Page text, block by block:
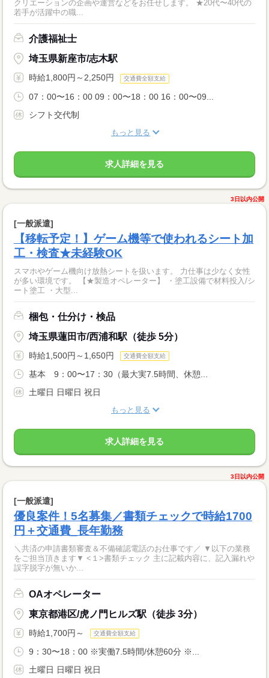
クリエーションの企画や運営などをお任せします。 ★20代〜40代の
若手が活躍中の職...
介護福祉士
埼玉県新座市/志木駅
時給1,800円～2,250円 交通費全額支給
07：00〜16：00 09：00〜18：00 16：00〜09...
シフト交代制
もっと見る
求人詳細を見る
3日以内公開
[一般派遣]
【移転予定！】ゲーム機等で使われるシート加
工・検査★未経験OK
スマホやゲーム機向け放熱シートを扱います。 力仕事は少なく女性
が多い環境です。 【★製造オペレーター】 ・塗工設備で材料投入/シ
ート塗工 ・大型...
梱包・仕分け・検品
埼玉県蓮田市/西浦和駅（徒歩 5分）
時給1,500円～1,650円 交通費全額支給
基本 9：00〜17：30（最大実7.5時間、休憩...
土曜日 日曜日 祝日
もっと見る
求人詳細を見る
3日以内公開
[一般派遣]
優良案件！5名募集／書類チェックで時給1700
円＋交通費_長年勤務
＼共済の申請書類審査＆不備確認電話のお仕事です／ ▼以下の業務
をご担当頂きます▼ <１>書類チェック 主に記載内容に、記入漏れや
誤字脱字が無いか...
OAオペレーター
東京都港区/虎ノ門ヒルズ駅（徒歩 3分）
時給1,700円～ 交通費全額支給
9：30〜18：00 ※実働7.5時間/休憩60分 ※...
土曜日 日曜日 祝日